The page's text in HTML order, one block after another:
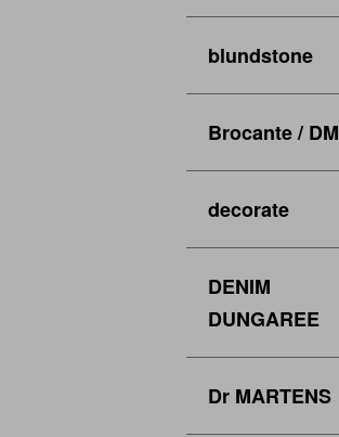
blundstone
Brocante /
decorate
DENIM
DUNGAREE
Dr MARTENS